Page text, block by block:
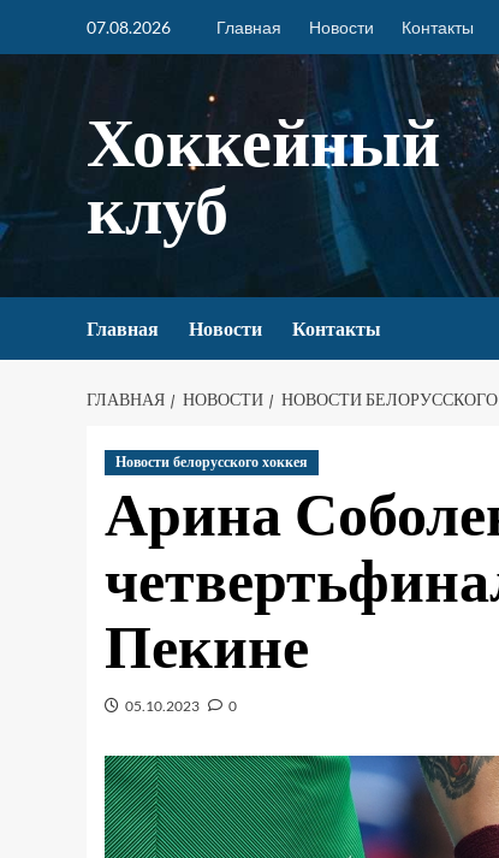
07.08.2026 Главная Новости Контакты
Хоккейный
клуб
Главная Новости Контакты
ГЛАВНАЯ НОВОСТИ НОВОСТИ
Новости белорусского хоккея
Арина
Пекине
05.10.2023 0